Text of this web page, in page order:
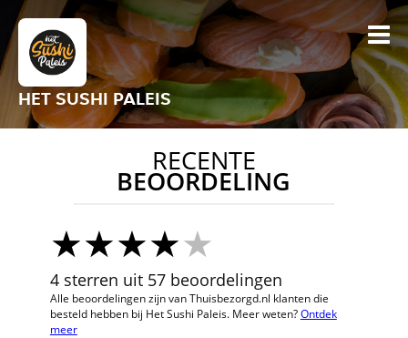
HET SUSHI PALEIS
RECENTE
BEOORDELING
4 sterren uit 57 beoordelingen
Alle beoordelingen zijn van Thuisbezorgd.nl klanten die
besteld hebben bij Het Sushi Paleis. Meer weten?Ontdek
meer